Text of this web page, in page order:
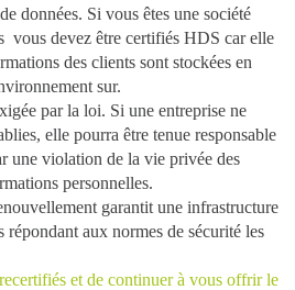
données. Si vous êtes une société
vous devez être certifiés HDS car elle
des clients sont stockées en
sur.
par la loi. Si une entreprise ne
elle pourra être tenue responsable
une violation de la vie privée des
personnelles.
garantit une infrastructure
répondant aux normes de sécurité les
et de continuer à vous offrir le